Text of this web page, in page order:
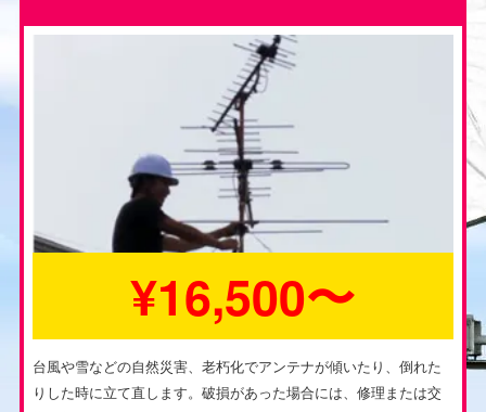
¥16,500〜
台風や雪などの自然災害、老朽化でアンテナが傾いたり、倒れた
りした時に立て直します。破損があった場合には、修理または交